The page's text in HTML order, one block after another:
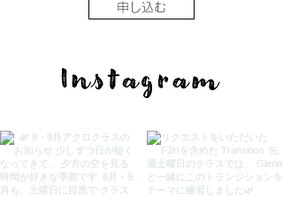
申し込む
Follow us on Instagram
@mikayoga.acro